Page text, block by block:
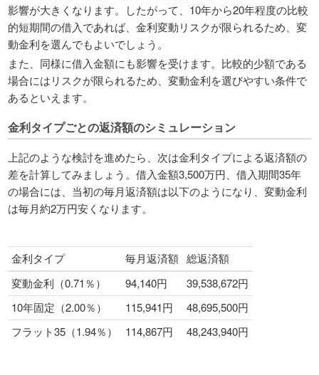
影響が大きくなります。したがって、10年から20年程度の比較
的短期間の借入であれば、金利変動リスクが限られるため、変
動金利を選んでもよいでしょう。
また、同様に借入金額にも影響を受けます。比較的少額である
場合にはリスクが限られるため、変動金利を選びやすい条件で
あるといえます。
金利タイプごとの返済額のシミュレーション
上記のような検討を進めたら、次は金利タイプによる返済額の
差を計算してみましょう。借入金額3,500万円、借入期間35年
の場合には、当初の毎月返済額は以下のようになり、変動金利
は毎月約2万円安くなります。
金利タイプ 毎月返済額 総返済額
変動金利（0.71％）
94,140円
39,538,672円
10年固定（2.00％）
115,941円
48,695,500円
フラット35（1.94％）
114,867円 48,243,940円